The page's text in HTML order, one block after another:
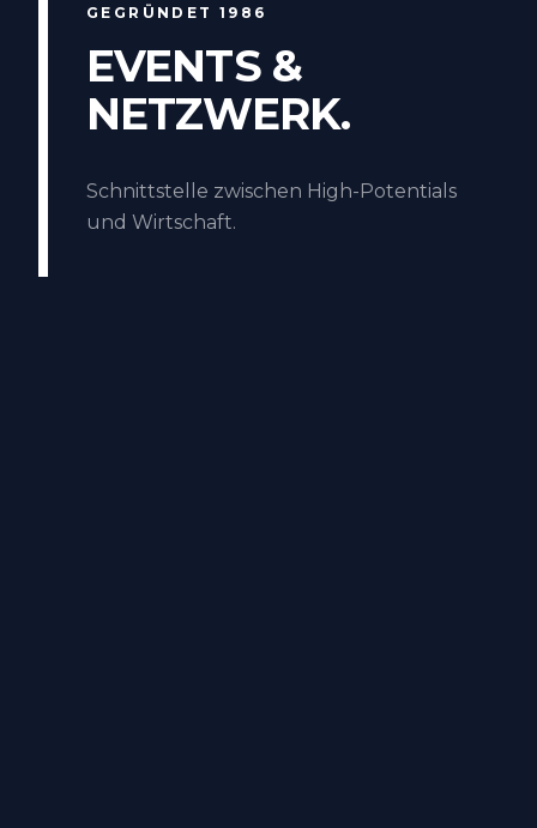
GEGRÜNDET 1986
EVENTS &
NETZWERK.
Schnittstelle zwischen High-Potentials
und Wirtschaft.